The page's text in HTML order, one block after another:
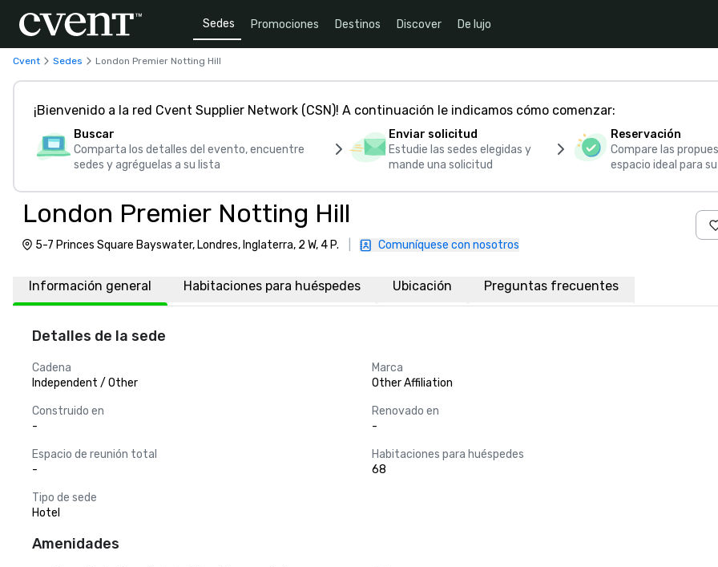
Sedes Promociones Destinos Discover De lujo
Cvent Sedes London Premier Notting Hill
¡Bienvenido a la red Cvent Supplier Network (CSN)! A continuación le indicamos cómo comenzar:
Buscar
Comparta los detalles del evento, encuentre
sedes y agréguelas a su lista
Enviar solicitud
Estudie las sedes elegidas y
mande una solicitud
Reservación
Compare las
espacio ideal para
London Premier Notting Hill
5-7 Princes Square Bayswater, Londres, Inglaterra, 2 W, 4 P. Comuníquese con nosotros
Información general Habitaciones para huéspedes Ubicación Preguntas frecuentes
Detalles de la sede
Cadena
Independent / Other
Marca
Other Affiliation
Construido en
-
Renovado en
-
Espacio de reunión total
-
Habitaciones para huéspedes
68
Tipo de sede
Hotel
Amenidades